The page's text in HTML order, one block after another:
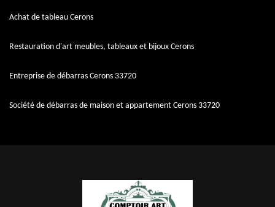
Achat de tableau Cerons
Restauration d'art meubles, tableaux et bijoux Cerons
Entreprise de débarras Cerons 33720
Société de débarras de maison et appartement Cerons 33720